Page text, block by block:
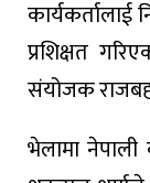
कार्यकर्तालाई
प्रशिक्षत
संयोजक
भेलामा